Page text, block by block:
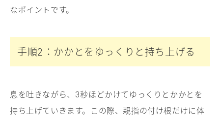
なポイントです。
手順2 ：かかとをゆっくりと持ち上げる
息を吐きながら、 3秒ほどかけてゆっくりとかかとを
持ち上げていきます。この際、親指の付け根だけに体